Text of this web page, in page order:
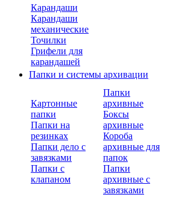
Карандаши
Карандаши
механические
Точилки
Грифели для
карандашей
Папки и системы архивации
Картонные
папки
Папки на
резинках
Папки дело с
завязками
Папки с
клапаном
Папки
архивные
Боксы
архивные
Короба
архивные для
папок
Папки
архивные с
завязками